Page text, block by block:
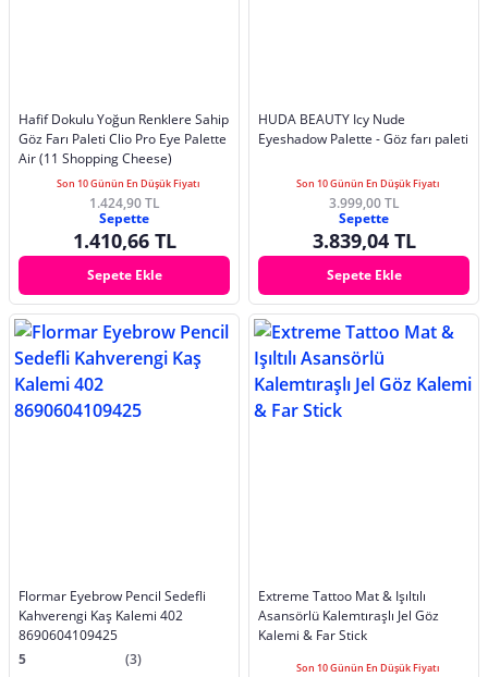
Hafif Dokulu Yoğun Renklere Sahip
Göz Farı Paleti Clio Pro Eye Palette
Air (11 Shopping Cheese)
Son 10 Günün En Düşük Fiyatı
1.424,90 TL
Sepette
1.410,66 TL
Sepete Ekle
HUDA BEAUTY Icy Nude
Eyeshadow Palette - Göz farı paleti
Son 10 Günün En Düşük Fiyatı
3.999,00 TL
Sepette
3.839,04 TL
Sepete Ekle
Flormar Eyebrow Pencil Sedefli
Kahverengi Kaş Kalemi 402
8690604109425
5
(3)
Extreme Tattoo Mat & Işıltılı
Asansörlü Kalemtıraşlı Jel Göz
Kalemi & Far Stick
Son 10 Günün En Düşük Fiyatı